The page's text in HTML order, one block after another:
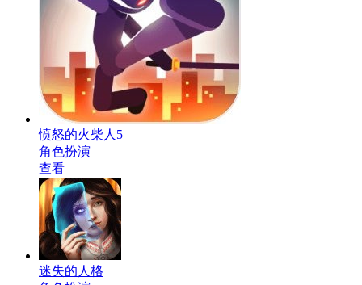
愤怒的火柴人5
角色扮演
查看
迷失的人格